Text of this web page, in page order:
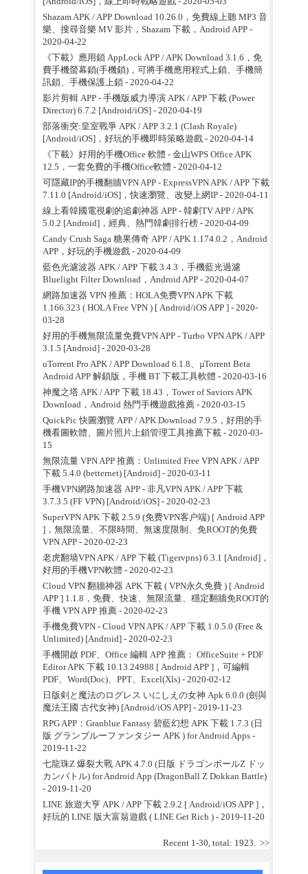
Shazam APK / APP Download 10.26.0，免費線上聽 MP3 音
樂、搜尋音樂 MV 影片，Shazam 下載，Android APP-
2020-04-22
《下載》應用鎖 AppLock APP / APK Download 3.1.6，免
費手機螢幕鎖(手機鎖)，可將手機應用程式上鎖、手機簡
訊鎖、手機保護上鎖 - 2020-04-22
影片剪輯 APP - 手機版威力導演 APK / APP 下載 (Power
Director) 6.7.2 [Android/iOS]- 2020-04-19
部落衝突:皇室戰爭 APK / APP 3.2.1 (Clash Royale)
[Android/iOS]，好玩的手機即時策略遊戲- 2020-04-14
《下載》好用的手機Office 軟體 - 金山WPS Office APK
12.5，一套免費的手機Office軟體 - 2020-04-12
可隱藏IP的手機翻牆VPN APP - ExpressVPN APK / APP 下載
7.11.0 [Android/iOS]，快速瀏覽、改變上網IP- 2020-04-11
線上看韓國電視劇的追劇神器 APP - 韓劇TV APP / APK
5.0.2 [Android]，經典、熱門韓劇排行榜- 2020-04-09
Candy Crush Saga 糖果傳奇 APP / APK 1.174.0.2，Android
APP，好玩的手機遊戲- 2020-04-09
藍色光濾波器 APK / APP 下載 3.4.3，手機藍光過濾
Bluelight Filter Download，Android APP- 2020-04-07
網路加速器 VPN 推薦：HOLA免费VPN APK 下載
1.166.323 ( HOLA Free VPN ) [ Android/iOS APP ]- 2020-
03-28
好用的手機無限流量免費VPN APP - Turbo VPN APK / APP
3.1.5 [Android]- 2020-03-28
uTorrent Pro APK / APP Download 6.1.8、µTorrent Beta
Android APP 解鎖版，手機 BT 下載工具軟體 - 2020-03-16
神魔之塔 APK / APP 下載 18.43，Tower of Saviors APK
Download，Android 熱門手機遊戲推薦- 2020-03-15
QuickPic 快圖瀏覽 APP / APK Download 7.9.5，好用的手
機看圖軟體、圖片照片上鎖管理工具推薦下載- 2020-03-
15
無限流量 VPN APP 推薦：Unlimited Free VPN APK / APP
下載 5.4.0 (betternet) [Android]- 2020-03-11
手機VPN網路加速器 APP - 非凡VPN APK / APP 下載
3.7.3.5 (FF VPN) [Android/iOS]- 2020-02-23
SuperVPN APK 下載 2.5.9 (免费VPN客户端) [ Android APP
]，無限流量、不限時間、無速度限制、免ROOT的免費
VPN APP- 2020-02-23
老虎翻墙VPN APK / APP 下載 (Tigervpns) 6.3.1 [Android]，
好用的手機VPN軟體 - 2020-02-23
Cloud VPN 翻牆神器 APK 下載 ( VPN永久免費 ) [ Android
APP ] 1.1.8，免費、快速、無限流量、穩定翻牆免ROOT的
手機 VPN APP 推薦- 2020-02-23
手機免費VPN - Cloud VPN APK / APP 下載 1.0.5.0 (Free &
Unlimited) [Android]- 2020-02-23
手機開啟 PDF、Office 編輯 APP 推薦： OfficeSuite + PDF
Editor APK 下載 10.13.24988 [ Android APP ]，可編輯
PDF、Word(Doc)、PPT、Excel(Xls)- 2020-02-12
日版剣と魔法のログレス いにしえの女神 Apk 6.0.0 (劍與
魔法王國 古代女神) [Android/iOS APP]- 2019-11-23
RPG APP：Granblue Fantasy 碧藍幻想 APK 下載 1.7.3 (日
版 グランブルーファンタジー APK ) for Android Apps -
2019-11-22
七龍珠Z 爆裂大戰 APK 4.7.0 (日版 ドラゴンボールZ ドッ
カンバトル) for Android App (DragonBall Z Dokkan Battle)
- 2019-11-20
LINE 旅遊大亨 APK / APP 下載 2.9.2 [ Android/iOS APP ]，
好玩的 LINE 版大富翁遊戲 ( LINE Get Rich )- 2019-11-20
Recent 1-30, total: 1923. >>